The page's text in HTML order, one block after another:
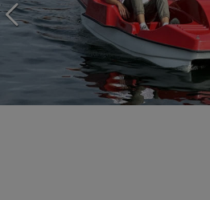
Līdz brīnišķīgai atpūtai
PĒRKU